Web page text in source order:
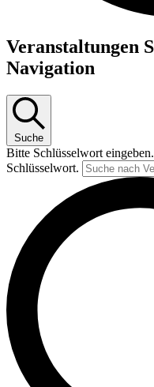
Veranstaltungen
Navigation
Suche
Bitte Schlüsselwort
Schlüsselwort.